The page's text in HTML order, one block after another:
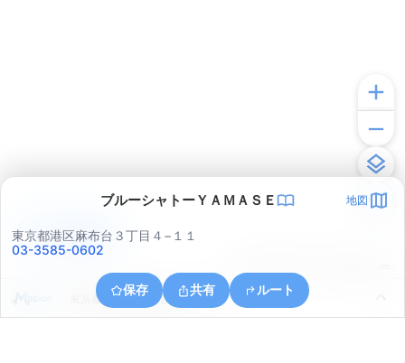
ブルーシャトーＹＡＭＡＳＥ 地図
東京都港区麻布台３丁目４−１１
03-3585-0602
保存 共有 ルート
東京都千代田区鍛冶町２丁目９
アプリで見る